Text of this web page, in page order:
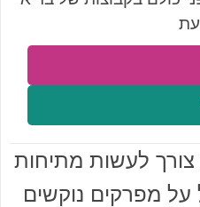
צורך לעשות מתיחות
על מפרקים נוקשים